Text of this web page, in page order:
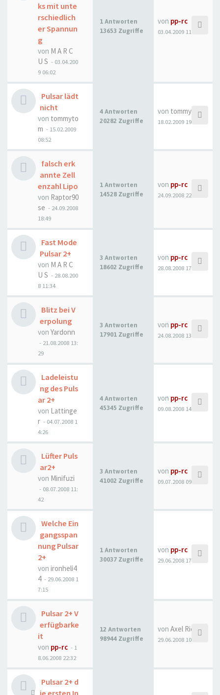
ks mit unte
rschiedlich
er Spannun
g
von M A R C
U S - 03.04.200
9 06:02
1 Antworten
13653 Zugriffe
von pp-rc
03.04.2009 11:13
Pulsar lädt
nicht
von tommyto
m - 15.02.2009
08:52
4 Antworten
20282 Zugriffe
von tommytom
18.02.2009 19:07
falsch erk
annte Zell
enzahl Lipo
von Raptor90
se - 24.09.2008
18:49
1 Antworten
14528 Zugriffe
von pp-rc
24.09.2008 22:42
Fast Mode
Pulsar 2+
von M A R C
U S - 28.08.200
8 11:34
3 Antworten
18602 Zugriffe
von pp-rc
28.08.2008 17:09
Blitz bei V
erpolung
von Yardonn
- 21.08.2008 13:
29
3 Antworten
17901 Zugriffe
von pp-rc
24.08.2008 13:31
Ladeleistu
ng des Puls
ar 2+
von Lattinge
r - 04.07.2008 1
4:26
4 Antworten
45345 Zugriffe
von pp-rc
09.08.2008 14:04
Lüfter Puls
ar2+
von Minifuzi
- 08.07.2008 11:
42
3 Antworten
41002 Zugriffe
von pp-rc
09.07.2008 09:08
Welche Ein
gangsspan
nung Pulsar
2+
von ironheli4
4 - 29.06.2008 1
7:15
1 Antworten
30037 Zugriffe
von pp-rc
29.06.2008 17:47
Pulsar 2+ V
erfügbarke
it
von pp-rc - 1
8.06.2008 22:32
12 Antworten
98944 Zugriffe
von Axel Ricken
29.06.2008 10:17
Pulsar 2+ d
ie ersten In